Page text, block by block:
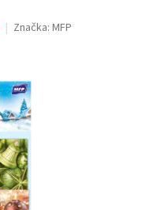
Značka: MFP